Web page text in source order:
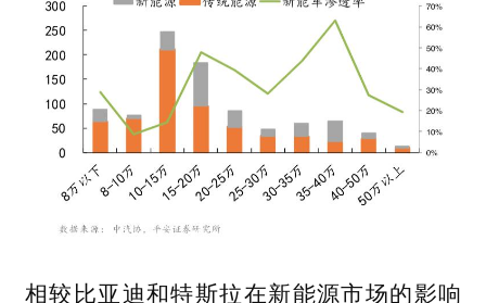
相较比亚迪和特斯拉在新能源市场的影响